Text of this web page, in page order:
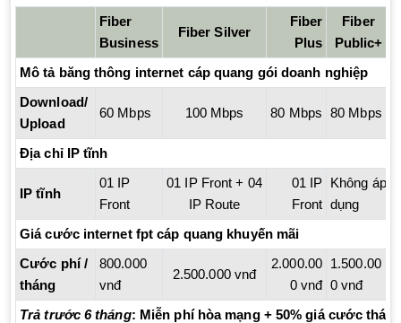
Fiber
Business
Fiber Silver
Fiber
Plus
Fiber
Public+
Mô tả băng thông internet cáp quang gói doanh nghiệp
Download/
Upload
60 Mbps 100 Mbps 80 Mbps 80 Mbps
Địa chỉ IP tĩnh
IP tĩnh
01 IP
Front
01 IP Front + 04
IP Route
01 IP
Front
Không áp
dụng
Giá cước internet fpt cáp quang khuyến mãi
Cước phí /
tháng
800.000
vnđ
2.500.000 vnđ
2.000.00
0 vnđ
1.500.00
0 vnđ
Trả trước 6 tháng: Miễn phí hòa mạng + 50% giá cước